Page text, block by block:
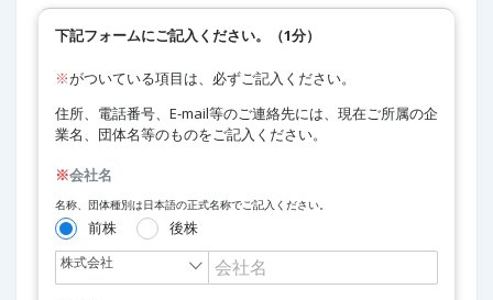
下記フォームにご記入ください。（1分）
※がついている項目は、必ずご記入ください。
住所、電話番号、E-mail等のご連絡先には、現在ご所属の企
業名、団体名等のものをご記入ください。
※会社名
名称、団体種別は日本語の正式名称でご記入ください。
前株 後株